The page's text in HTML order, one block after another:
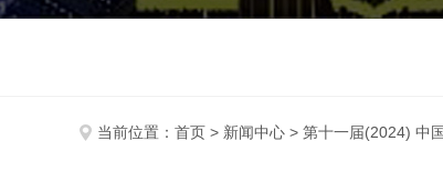
当前位置： 首页 > 新闻中心 > 第十一届(2024) 中